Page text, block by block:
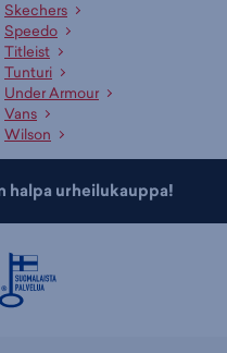
Skechers
Speedo
Titleist
Tunturi
Under Armour
Vans
Wilson
halpa urheilukauppa!